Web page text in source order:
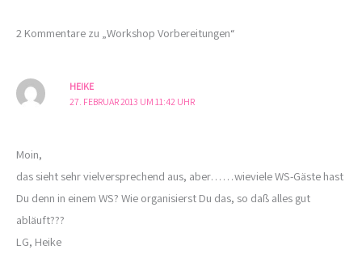
2 Kommentare zu „Workshop Vorbereitungen“
HEIKE
27. FEBRUAR 2013 UM 11:42 UHR
Moin,
das sieht sehr vielversprechend aus, aber……wieviele WS-Gäste hast
Du denn in einem WS? Wie organisierst Du das, so daß alles gut
abläuft???
LG, Heike